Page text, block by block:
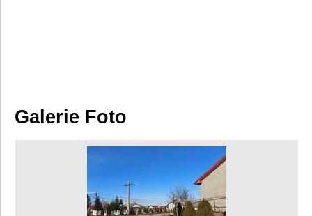
Galerie Foto